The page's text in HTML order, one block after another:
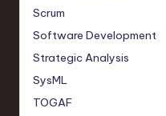
Scrum
Software Development
Strategic Analysis
SysML
TOGAF